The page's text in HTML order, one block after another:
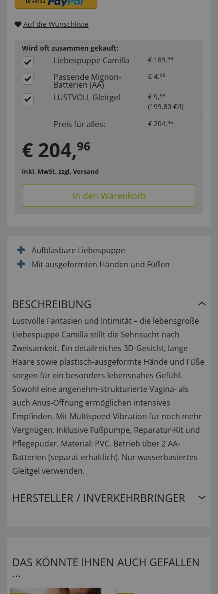
Auf die Wunschliste
Wird oft zusammen gekauft:
Liebespuppe Camilla € 189,99
Passende Mignon-
Batterien (AA)
€ 4,98
LUSTVOLL Gleitgel € 9,99
(199,80€/l)
Preis für alles: € 204,96
€ 204,96
inkl. MwSt. zzgl. Versand
In den Warenkorb
Aufblasbare Liebespuppe
Mit ausgeformten Händen und Füßen
BESCHREIBUNG
Lustvolle Fantasien und Intimität – die lebensgroße
Liebespuppe Camilla stillt die Sehnsucht nach
Zweisamkeit. Ein detailreiches 3D-Gesicht, lange
Haare sowie plastisch-ausgeformte Hände und Füße
sorgen für ein besonders lebensnahes Gefühl.
Sowohl eine angenehm-strukturierte Vagina- als
auch Anus-Öffnung ermöglichen intensives
Empfinden. Mit Multispeed-Vibration für noch mehr
Vergnügen. Inklusive Fußpumpe, Reparatur-Kit und
Pflegepuder. Material: PVC. Betrieb über 2 AA-
Batterien (separat erhältlich). Nur wasserbasiertes
Gleitgel verwenden.
HERSTELLER / INVERKEHRBRINGER
DAS KÖNNTE IHNEN AUCH GEFALLEN
...